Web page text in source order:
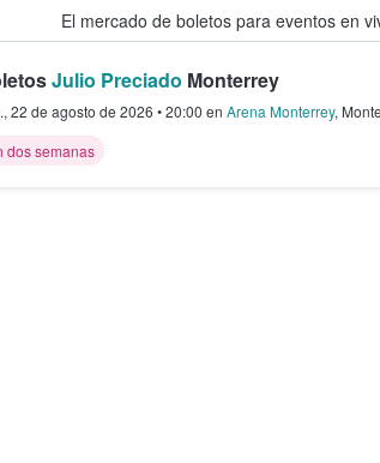
El mercado de boletos para eventos en
donde los fans compran
Julio Preciado Monterrey
22 de agosto de 2026 •20:00 en Arena Monterrey,
dos semanas